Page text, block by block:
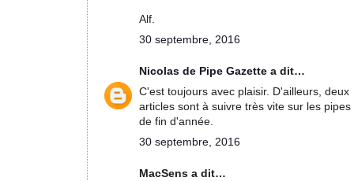
Alf.
30 septembre, 2016
Nicolas de Pipe Gazette a dit…
C'est toujours avec plaisir. D'ailleurs, deux
articles sont à suivre très vite sur les pipes
de fin d'année.
30 septembre, 2016
MacSens a dit…